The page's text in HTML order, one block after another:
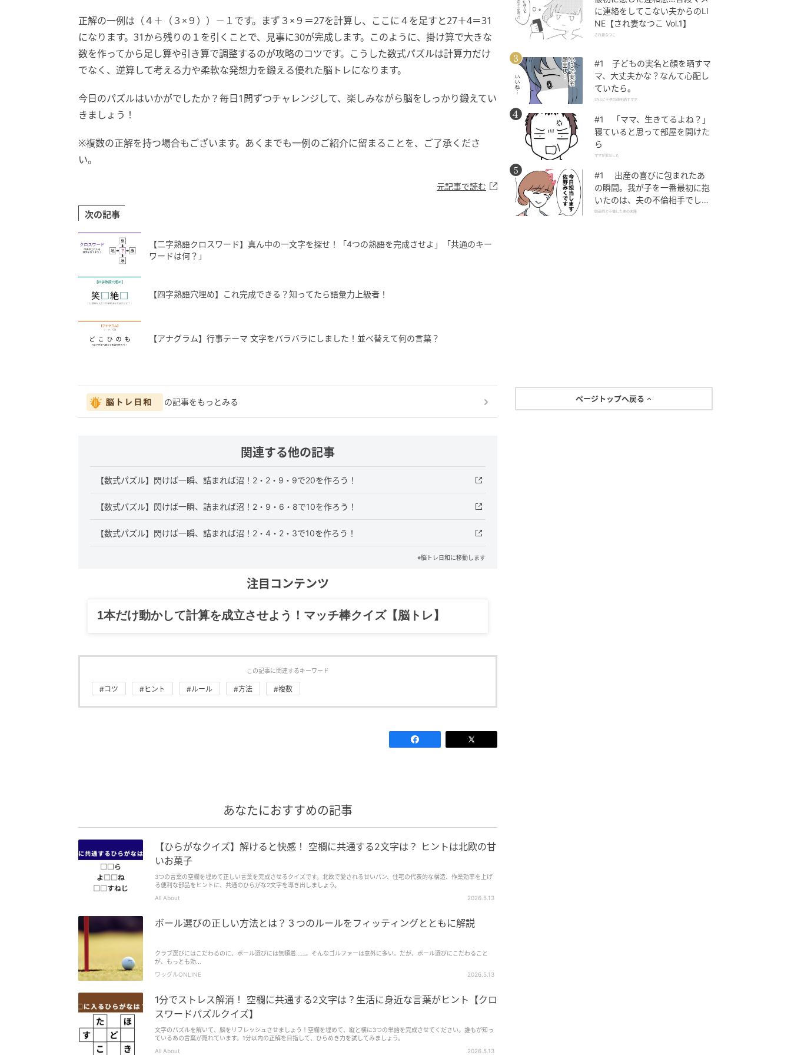
正解の一例は（４＋（３×９））－１です。まず３×９＝27を計算し、ここに４を足すと27＋4＝31
になります。31から残りの１を引くことで、見事に30が完成します。このように、掛け算で大きな
数を作ってから足し算や引き算で調整するのが攻略のコツです。こうした数式パズルは計算力だけ
でなく、逆算して考える力や柔軟な発想力を鍛える優れた脳トレになります。
今日のパズルはいかがでしたか？毎日1問ずつチャレンジして、楽しみながら脳をしっかり鍛えてい
きましょう！
※複数の正解を持つ場合もございます。あくまでも一例のご紹介に留まることを、ご了承くださ
い。
元記事で読む
次の記事
【二字熟語クロスワード】真ん中の一文字を探せ！「4つの熟語を完成させよ」「共通のキー
ワードは何？」
【四字熟語穴埋め】これ完成できる？知ってたら語彙力上級者！
【アナグラム】行事テーマ 文字をバラバラにしました！並べ替えて何の言葉？
の記事をもっとみる
関連する他の記事
【数式パズル】閃けば一瞬、詰まれば沼！2・2・9・9で20を作ろう！
【数式パズル】閃けば一瞬、詰まれば沼！2・9・6・8で10を作ろう！
【数式パズル】閃けば一瞬、詰まれば沼！2・4・2・3で10を作ろう！
※脳トレ日和に移動します
注目コンテンツ
1本だけ動かして計算を成立させよう！マッチ棒クイズ【脳トレ】
この記事に関連するキーワード
#コツ #ヒント #ルール #方法 #複数
あなたにおすすめの記事
【ひらがなクイズ】解けると快感！ 空欄に共通する2文字は？ ヒントは北欧の甘
いお菓子
3つの言葉の空欄を埋めて正しい言葉を完成させるクイズです。北欧で愛される甘いパン、住宅の代表的な構造、作業効率を上げ
る便利な部品をヒントに、共通のひらがな2文字を導き出しましょう。
All About
2026.5.13
ボール選びの正しい方法とは？３つのルールをフィッティングとともに解説
クラブ選びにはこだわるのに、ボール選びには無頓着……。そんなゴルファーは意外に多い。だが、ボール選びにこだわること
が、もっとも効...
ワッグルONLINE
2026.5.13
1分でストレス解消！ 空欄に共通する2文字は？生活に身近な言葉がヒント【クロ
スワードパズルクイズ】
文字のパズルを解いて、脳をリフレッシュさせましょう！空欄を埋めて、縦と横に3つの単語を完成させてください。誰もが知っ
ているあの言葉が隠れています。1分以内の正解を目指して、ひらめき力を試してみましょう。
All About
2026.5.13
に連絡をしてこない夫からのLI
NE【され妻なつこ Vol.1】
され妻なつこ
#1 子どもの実名と顔を晒すマ
マ、大丈夫かな？なんて心配し
ていたら。
SNSに子供の顔を晒すママ
#1 「ママ、生きてるよね？」
寝ていると思って部屋を開けた
ら
ママが家出した
#1 出産の喜びに包まれたあ
の瞬間。我が子を一番最初に抱
いたのは、夫の不倫相手でし
た。
助産師と不倫した夫の末路
ページトップへ戻る